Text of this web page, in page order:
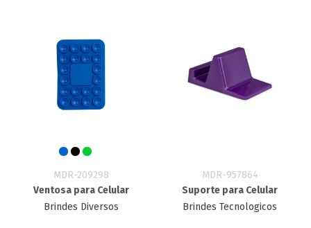
MDR-209298
Ventosa para Celular
Brindes Diversos
MDR-957864
Suporte para Celular
Brindes Tecnologicos